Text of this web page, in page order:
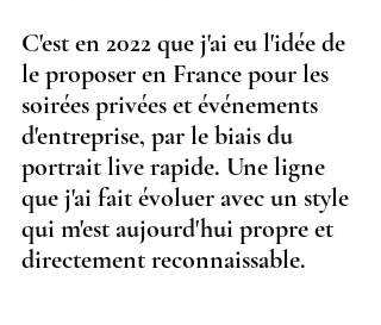
C'est en 2022 que j'ai eu l'idée de
le proposer en France pour les
soirées privées et événements
d'entreprise, par le biais du
portrait live rapide. Une ligne
que j'ai fait évoluer avec un style
qui m'est aujourd'hui propre et
directement reconnaissable.